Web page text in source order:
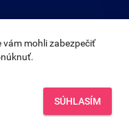
vám mohli zabezpečiť
SÚHLASÍM